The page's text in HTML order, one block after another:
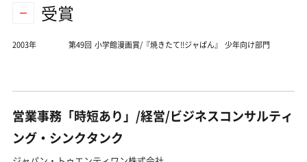
受賞
2003年 第49回 小学館漫画賞/『焼きたて!!ジャぱん』 少年向け部門
営業事務「時短あり」/経営/ビジネスコンサルティ
ング・シンクタンク